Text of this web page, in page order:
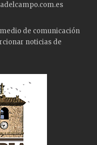
de comunicación
noticias de